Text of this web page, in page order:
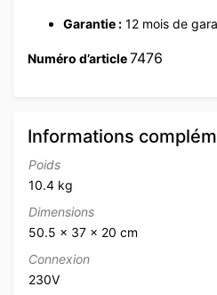
Garantie : 12 mois de
Numéro d’article7476
Informations
Poids
10.4 kg
Dimensions
50.5 × 37 × 20 cm
Connexion
230V